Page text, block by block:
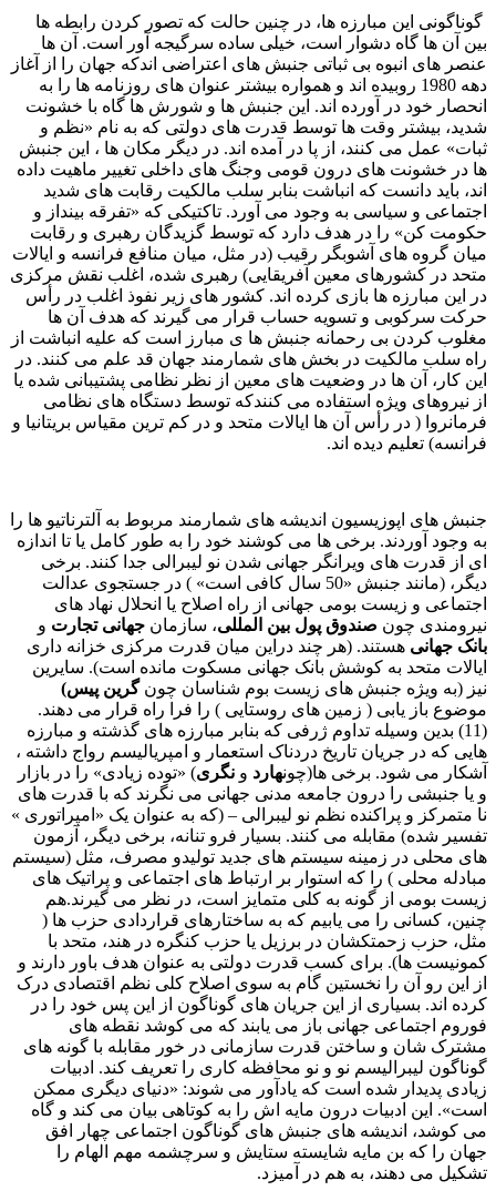
گوناگونی این مبارزه ها، در چنین حالت که تصور کردن رابطه ها
بین آن ها گاه دشوار است، خیلی ساده سرگیجه آور است. آن ها
عنصر های انبوه بی ثباتی جنبش های اعتراضی اندکه جهان را از آغاز
دهه 1980 روبیده اند و همواره بیشتر عنوان های روزنامه ها را به
انحصار خود در آورده اند. این جنبش ها و شورش ها گاه با خشونت
شدید، بیشتر وقت ها توسط قدرت های دولتی که به نام «نظم و
ثبات» عمل می کنند، از پا در آمده اند. در دیگر مکان ها ، این جنبش
ها در خشونت های درون قومی وجنگ های داخلی تغییر ماهیت داده
اند، باید دانست که انباشت بنابر سلب مالکیت رقابت های شدید
اجتماعی و سیاسی به وجود می آورد. تاکتیکی که «تفرقه بینداز و
حکومت کن» را در هدف دارد که توسط گزیدگان رهبری و رقابت
میان گروه های آشوبگر رقیب (در مثل، میان منافع فرانسه و ایالات
متحد در کشورهای معین آفریقایی) رهبری شده، اغلب نقش مرکزی
در این مبارزه ها بازی کرده اند. کشور های زیر نفوذ اغلب در رأس
حرکت سرکوبی و تسویه حساب قرار می گیرند که هدف آن ها
مغلوب کردن بی رحمانه جنبش ها ی مبارز است که علیه انباشت از
راه سلب مالکیت در بخش های شمارمند جهان قد علم می کنند. در
این کار، آن ها در وضعیت های معین از نظر نظامی پشتیبانی شده یا
از نیروهای ویژه استفاده می کنندکه توسط دستگاه های نظامی
فرمانروا ( در رأس آن ها ایالات متحد و در کم ترین مقیاس بریتانیا و
فرانسه) تعلیم دیده اند.
جنبش های اپوزیسیون اندیشه های شمارمند مربوط به آلترناتیو ها را
به وجود آوردند. برخی ها می کوشند خود را به طور کامل یا تا اندازه
ای از قدرت های ویرانگر جهانی شدن نو لیبرالی جدا کنند. برخی
دیگر، (مانند جنبش «50 سال کافی است» ) در جستجوی عدالت
اجتماعی و زیست بومی جهانی از راه اصلاح یا انحلال نهاد های
نیرومندی چون صندوق پول بین المللی، سازمان جهانی تجارت و
بانک جهانی هستند. (هر چند دراین میان قدرت مرکزی خزانه داری
ایالات متحد به کوشش بانک جهانی مسکوت مانده است). سایرین
نیز (به ویژه جنبش های زیست بوم شناسان چونگرین پیس)
موضوع باز یابی ( زمین های روستایی ) را فرا راه قرار می دهند.
(11) بدین وسیله تداوم ژرفی که بنابر مبارزه های گذشته
و مبارزه
هایی که در جریان تاریخ دردناک استعمار و امپریالیسم رواج داشته ،
آشکار می شود. برخی ها(چونهارد و نگری) «توده زیادی» را در بازار
و یا جنبشی را درون جامعه مدنی جهانی می نگرند که با قدرت های
نا متمرکز و پراکنده نظم نو لیبرالی – (که به عنوان یک «امپراتوری »
تفسیر شده) مقابله می کنند. بسیار فرو تنانه، برخی دیگر، آزمون
های محلی در زمینه سیستم های جدید تولیدو مصرف، مثل (سیستم
مبادله محلی ) را که استوار بر ارتباط های اجتماعی و پراتیک های
زیست بومی از گونه به کلی متمایز است، در نظر می گیرند.هم
چنین، کسانی را می یابیم که به ساختارهای قراردادی حزب ها (
مثل، حزب زحمتکشان در برزیل یا حزب کنگره در هند، متحد با
کمونیست ها). برای کسب قدرت دولتی به عنوان هدف باور دارند و
از این رو آن را نخستین گام به سوی اصلاح کلی نظم اقتصادی درک
کرده اند. بسیاری از این جریان های گوناگون از این پس خود را در
فوروم اجتماعی جهانی باز می یابند که می کوشد نقطه های
مشترک شان و ساختن قدرت سازمانی در خور مقابله با گونه های
گوناگون لیبرالیسم نو و نو محافظه کاری را تعریف کند. ادبیات
زیادی پدیدار شده است که یادآور می شوند: «دنیای دیگری ممکن
است». این ادبیات درون مایه اش را به کوتاهی بیان می کند و گاه
می کوشد، اندیشه های جنبش های گوناگون اجتماعی چهار افق
جهان را که بن مایه شایسته ستایش و سرچشمه مهم الهام را
تشکیل می دهند، به هم در آمیزد.